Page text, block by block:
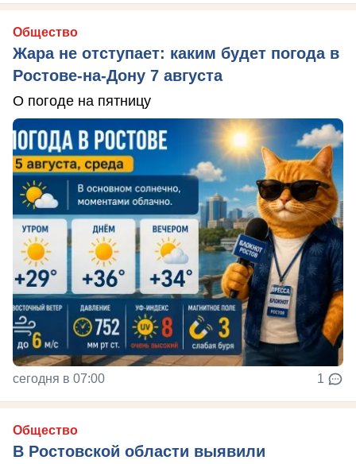
Общество
Жара не отступает: каким будет погода в
Ростове-на-Дону 7 августа
О погоде на пятницу
сегодня в 07:00 1
Общество
В Ростовской области выявили